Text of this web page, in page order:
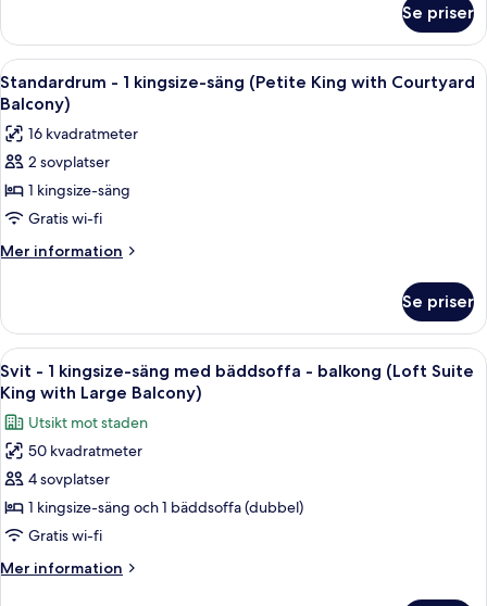
säng
(Deluxe
King)
rum
1
kingsize-
(Deluxe
King)
Se priser
Öppna
alla
foton
för
Standardrum
-
1
kingsize-
King
with
Courtyard
Balcony)
En balkong med ett bord dukat för
5
Standardrum - 1 kingsize-säng (Petite King with Courtyard
Balcony)
16 kvadratmeter
2 sovplatser
1 kingsize-säng
Gratis wi-fi
Mer information
Mer
-
kingsize-
säng
(Petite
King
with
Courtyard
Balcony)
Se priser
Öppna
alla
foton
för
Svit
-
1
kingsize-
säng
med
Ett hotellrum med en stor säng, en
9
Svit - 1 kingsize-säng med bäddsoffa - balkong (Loft Suite
King with Large Balcony)
Utsikt mot staden
50 kvadratmeter
4 sovplatser
1 kingsize-säng och 1 bäddsoffa (dubbel)
Gratis wi-fi
Mer information
Mer